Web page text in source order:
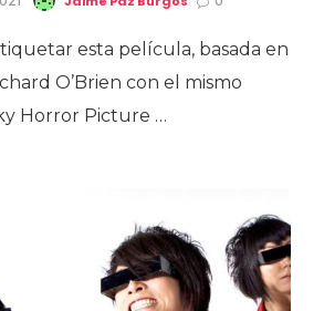
esta película, basada en
O’Brien con el mismo
Horror Picture …